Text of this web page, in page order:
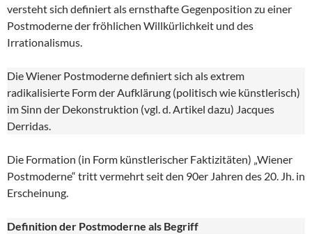
versteht sich definiert als ernsthafte Gegenposition zu einer
Postmoderne der fröhlichen Willkürlichkeit und des
Irrationalismus.
Die Wiener Postmoderne definiert sich als extrem
radikalisierte Form der Aufklärung (politisch wie künstlerisch)
im Sinn der Dekonstruktion (vgl. d. Artikel dazu) Jacques
Derridas.
Die Formation (in Form künstlerischer Faktizitäten) „Wiener
Postmoderne“ tritt vermehrt seit den 90er Jahren des 20. Jh. in
Erscheinung.
Definition der Postmoderne als Begriff